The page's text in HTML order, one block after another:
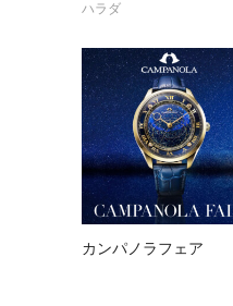
ハラダ
カンパノラフェア